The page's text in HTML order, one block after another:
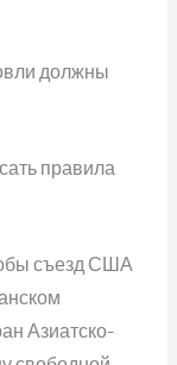
правила
съезд США
Азиатско-